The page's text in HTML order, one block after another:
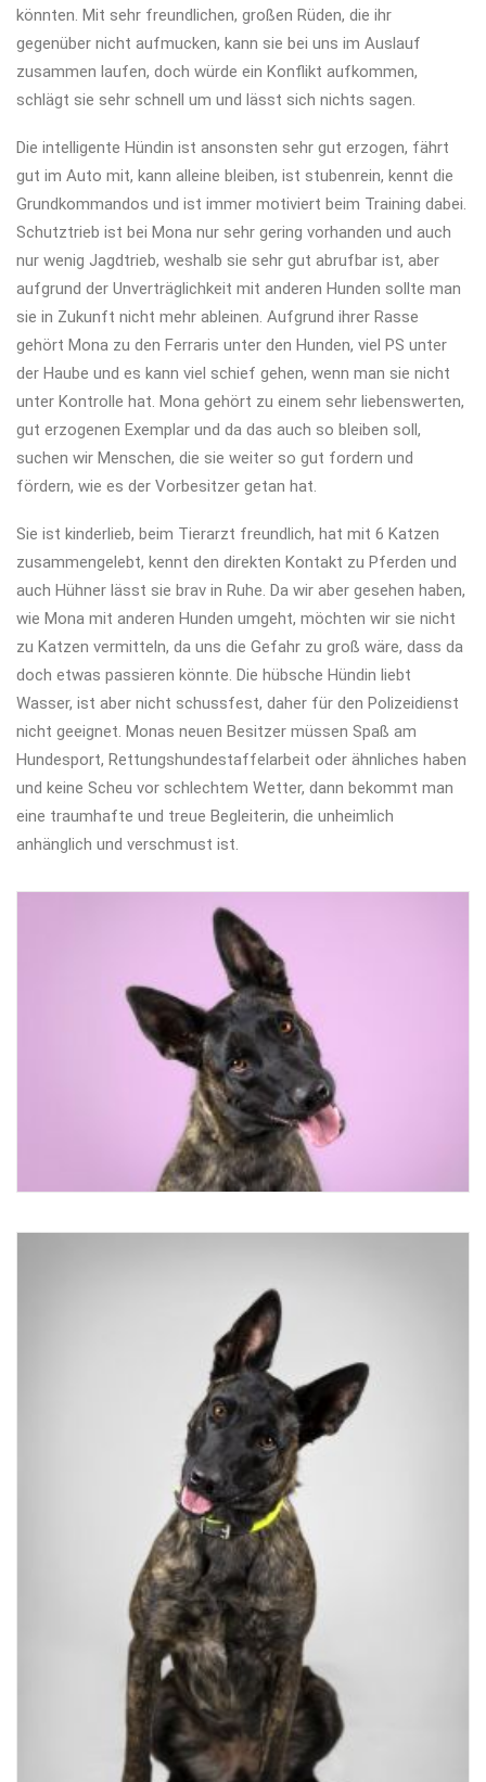
könnten. Mit sehr freundlichen, großen Rüden, die ihr
gegenüber nicht aufmucken, kann sie bei uns im Auslauf
zusammen laufen, doch würde ein Konflikt aufkommen,
schlägt sie sehr schnell um und lässt sich nichts sagen.
Die intelligente Hündin ist ansonsten sehr gut erzogen, fährt
gut im Auto mit, kann alleine bleiben, ist stubenrein, kennt die
Grundkommandos und ist immer motiviert beim Training dabei.
Schutztrieb ist bei Mona nur sehr gering vorhanden und auch
nur wenig Jagdtrieb, weshalb sie sehr gut abrufbar ist, aber
aufgrund der Unverträglichkeit mit anderen Hunden sollte man
sie in Zukunft nicht mehr ableinen. Aufgrund ihrer Rasse
gehört Mona zu den Ferraris unter den Hunden, viel PS unter
der Haube und es kann viel schief gehen, wenn man sie nicht
unter Kontrolle hat. Mona gehört zu einem sehr liebenswerten,
gut erzogenen Exemplar und da das auch so bleiben soll,
suchen wir Menschen, die sie weiter so gut fordern und
fördern, wie es der Vorbesitzer getan hat.
Sie ist kinderlieb, beim Tierarzt freundlich, hat mit 6 Katzen
zusammengelebt, kennt den direkten Kontakt zu Pferden und
auch Hühner lässt sie brav in Ruhe. Da wir aber gesehen haben,
wie Mona mit anderen Hunden umgeht, möchten wir sie nicht
zu Katzen vermitteln, da uns die Gefahr zu groß wäre, dass da
doch etwas passieren könnte. Die hübsche Hündin liebt
Wasser, ist aber nicht schussfest, daher für den Polizeidienst
nicht geeignet. Monas neuen Besitzer müssen Spaß am
Hundesport, Rettungshundestaffelarbeit oder ähnliches haben
und keine Scheu vor schlechtem Wetter, dann bekommt man
eine traumhafte und treue Begleiterin, die unheimlich
anhänglich und verschmust ist.